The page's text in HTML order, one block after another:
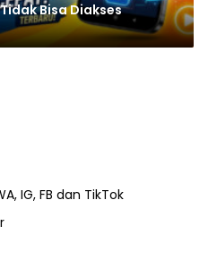
Bisa Diakses
IG, FB dan TikTok